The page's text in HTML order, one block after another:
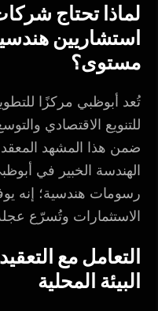
لماذا تحتاج
استشاريين
مستوى؟
تُعد أبوظبي مركزًا
للتنويع الاقتصادي
ضمن هذا المشهد
الهندسة الخبير في
رسومات هندسية؛ إنه
الاستثمارات وتُسرّع
التعامل مع
البيئة المحلية